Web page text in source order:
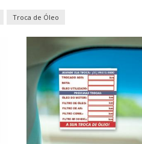
Troca de Óleo